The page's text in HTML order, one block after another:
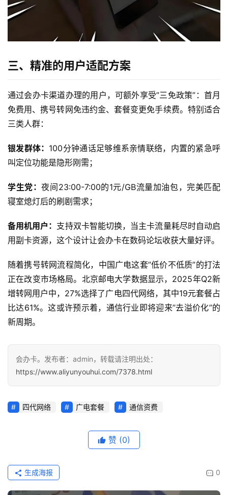
首
页
量
卡
宽
带
随
身
W
F
i
快
讯
更
多
页
面
三、精准的用户适配方案
通过会办卡渠道办理的用户，可额外享受”三免政策”：首月
免费用、携号转网免违约金、套餐变更免手续费。特别适合
三类人群：
银发群体： 100分钟通话足够维系亲情联络，内置的紧急呼
叫定位功能是隐形刚需；
学生党：夜间23:00-7:00的1元/GB流量加油包，完美匹配
寝室熄灯后的刷剧需求；
备用机用户： 支持双卡智能切换，当主卡流量耗尽时自动启
用副卡资源，这个设计让会办卡在数码论坛收获大量好评。
随着携号转网流程简化，中国广电这套”低价不低质”的打法
正在改变市场格局。北京邮电大学数据显示，2025年Q2新
增转网用户中，27%选择了广电四代网络，其中19元套餐占
比达61%。这或许预示着，通信行业即将迎来”去溢价化”的
新周期。
会办卡。发布者：admin，转载请注明出处：
https://www.aliyunyouhui.com/7378.html
四代网络 广电套餐 通信资费
赞 (0)
0
生成海报